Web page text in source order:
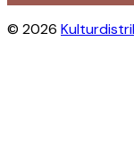
© 2026